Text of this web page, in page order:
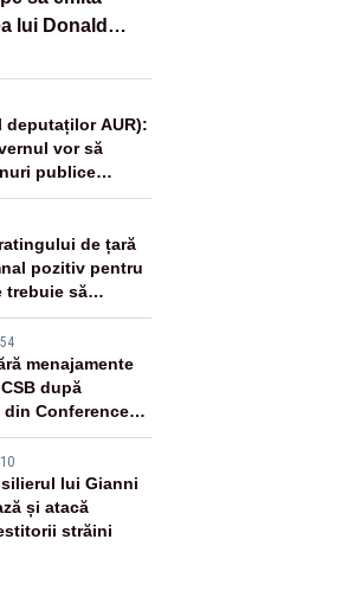
lui Donald
deputaților AUR):
vor să
publice
pentru
de țară
pozitiv pentru
trebuie să
stabilității
menajamente
după
Conference
lui Gianni
și atacă
străini